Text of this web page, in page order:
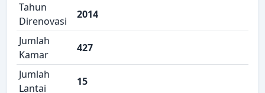
Tahun
Direnovasi
2014
Jumlah
Kamar
427
Jumlah
Lantai
15